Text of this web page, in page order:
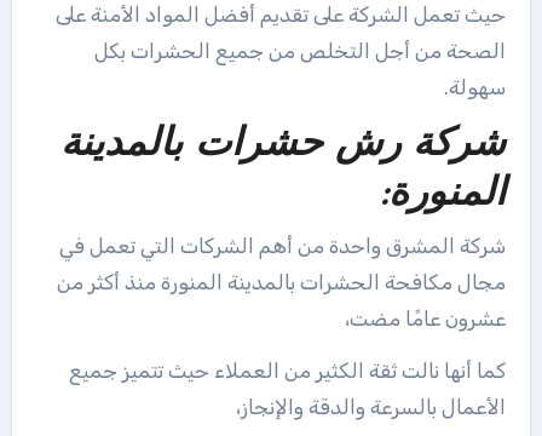
حيث تعمل الشركة على تقديم أفضل المواد الأمنة على
الصحة من أجل التخلص من جميع الحشرات بكل
سهولة.
شركة رش حشرات بالمدينة
المنورة:
شركة المشرق واحدة من أهم الشركات التي تعمل في
مجال مكافحة الحشرات بالمدينة المنورة منذ أكثر من
عشرون عامًا مضت،
كما أنها نالت ثقة الكثير من العملاء حيث تتميز جميع
الأعمال بالسرعة والدقة والإنجاز،